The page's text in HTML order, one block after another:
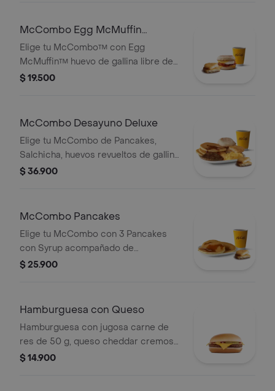
Certificación Rainforest Alliance.
McCombo Egg McMuffin
Tocineta
Elige tu McCombo™ con Egg
McMuffin™ huevo de gallina libre de
jaula, queso cheddar, tocineta y
Certificación Rainforest Alliance.
$ 19.500
McCombo Desayuno Deluxe
Elige tu McCombo de Pancakes,
Salchicha, huevos revueltos de gallina
libre de jaula, HashBrown y un English
Certifiación Rainforest Alliance.
$ 36.900
McCombo Pancakes
Elige tu McCombo con 3 Pancakes
con Syrup acompañado de
HashBrown y café mediano 100%
$ 25.900
Hamburguesa con Queso
Hamburguesa con jugosa carne de
res de 50 g, queso cheddar cremoso,
cebolla, pepinillos, salsa de tomate y
$ 14.900